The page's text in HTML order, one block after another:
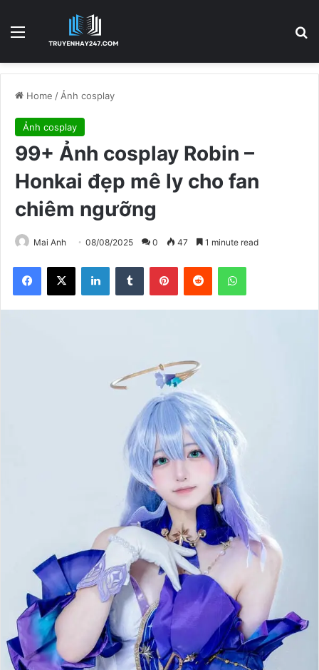
Home / Ảnh cosplay
Ảnh cosplay
99+ Ảnh cosplay Robin –
Honkai đẹp mê ly cho fan
chiêm ngưỡng
Mai Anh 08/08/2025 0 47 1 minute read